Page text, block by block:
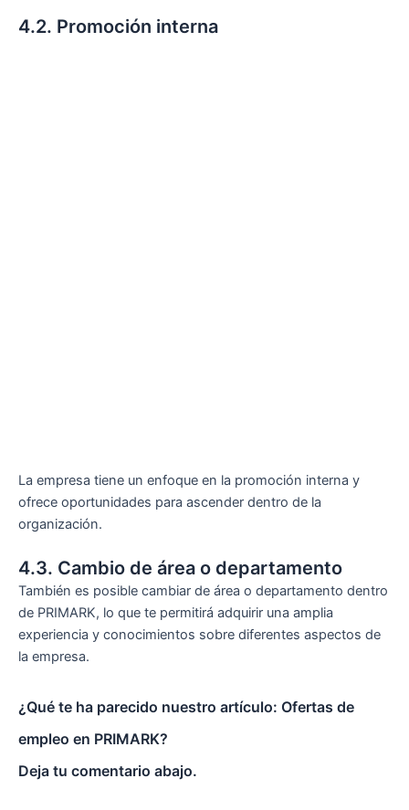
4.2. Promoción interna
La empresa tiene un enfoque en la promoción interna y
ofrece oportunidades para ascender dentro de la
organización.
4.3. Cambio de área o departamento
También es posible cambiar de área o departamento dentro
de PRIMARK, lo que te permitirá adquirir una amplia
experiencia y conocimientos sobre diferentes aspectos de
la empresa.
¿Qué te ha parecido nuestro artículo: Ofertas de
empleo en PRIMARK?
Deja tu comentario abajo.